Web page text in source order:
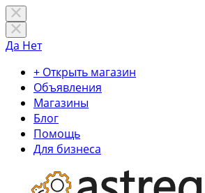
Да Нет
+ Открыть магазин
Объявления
Магазины
Блог
Помощь
Для бизнеса